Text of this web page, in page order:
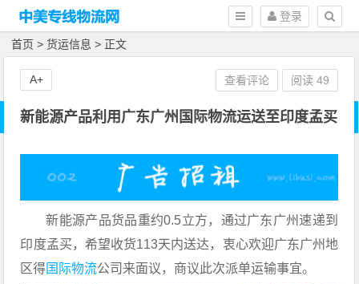
登录
首页 > 货运信息 > 正文
新能源产品利用广东广州国际物流运送至印度孟买
新能源产品货品重约0.5立方，通过广东广州速递到
印度孟买，希望收货113天内送达，衷心欢迎广东广州地
区得国际物流公司来面议，商议此次派单运输事宜。
查看评论 阅读49
A+